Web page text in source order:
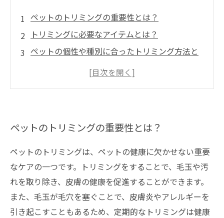
ペットのトリミングの重要性とは？
トリミングに必要なアイテムとは？
ペットの個性や種別に合ったトリミング方法と
ペットのトリミングの重要性とは？
ペットのトリミングは、ペットの健康に欠かせない重要
なケアの一つです。トリミングをすることで、毛玉や汚
れを取り除き、皮膚の健康を促進することができます。
また、毛玉が毛穴を塞ぐことで、皮膚炎やアレルギーを
引き起こすこともあるため、定期的なトリミングは健康